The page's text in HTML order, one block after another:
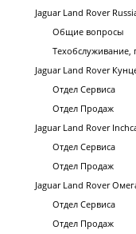
Jaguar Land Rover
Общие вопросы
Техобслуживание,
Jaguar Land Rover
Отдел Сервиса
Отдел Продаж
Jaguar Land Rover
Отдел Сервиса
Отдел Продаж
Jaguar Land Rover
Отдел Сервиса
Отдел Продаж